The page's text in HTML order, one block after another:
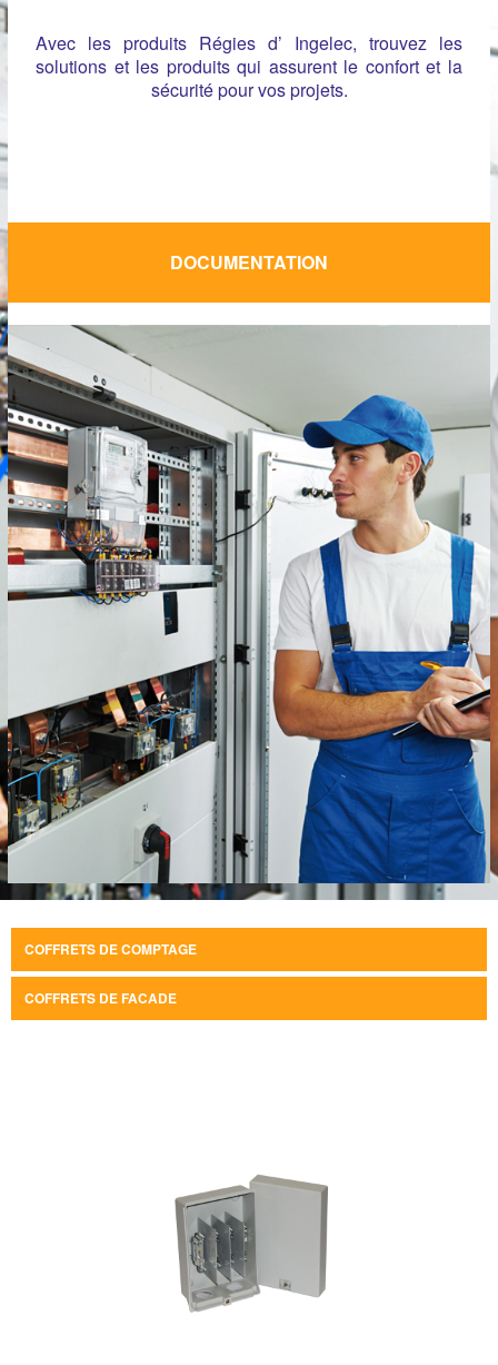
Avec les produits Régies d’ Ingelec, trouvez les
solutions et les produits qui assurent le confort et la
sécurité pour vos projets.
DOCUMENTATION
COFFRETS DE COMPTAGE
COFFRETS DE FACADE